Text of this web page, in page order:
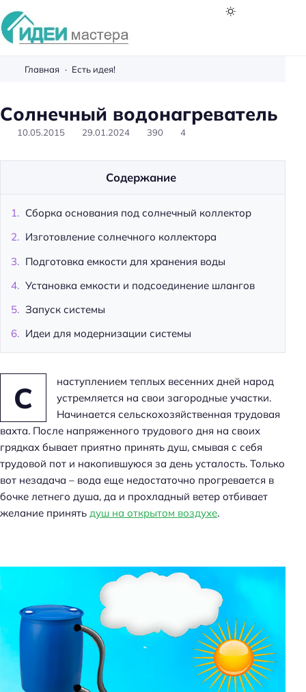
м
Главная Есть идея!
Солнечный водонагреватель
10.05.2015 29.01.2024 390 4
С
наступлением теплых весенних дней народ
устремляется на свои загородные участки.
Начинается сельскохозяйственная трудовая
вахта. После напряженного трудового дня на своих
грядках бывает приятно принять душ, смывая с себя
трудовой пот и накопившуюся за день усталость. Только
вот незадача – вода еще недостаточно прогревается в
бочке летнего душа, да и прохладный ветер отбивает
желание принять душ на открытом воздухе.
Содержание
Сборка основания под солнечный коллектор
Изготовление солнечного коллектора
Подготовка емкости для хранения воды
Установка емкости и подсоединение шлангов
Запуск системы
Идеи для модернизации системы